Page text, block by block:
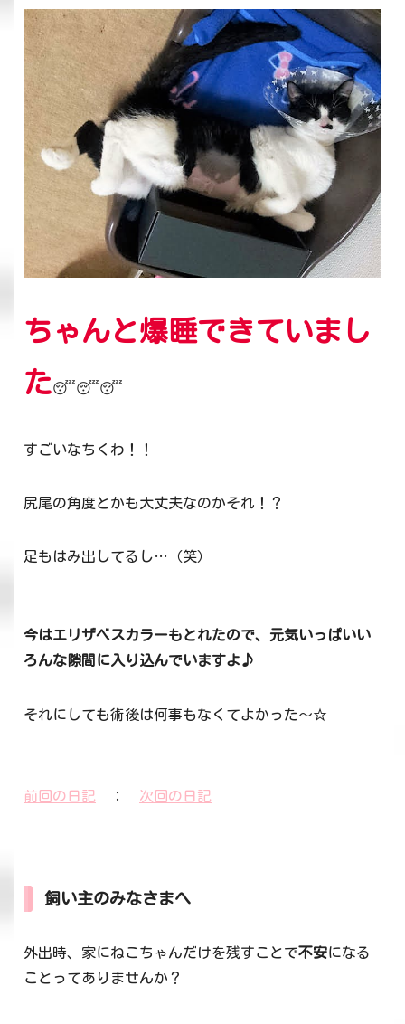
ちゃんと爆睡できていまし
た😴😴😴
すごいなちくわ！！
尻尾の角度とかも大丈夫なのかそれ！？
足もはみ出してるし…（笑）
今はエリザベスカラーもとれたので、元気いっぱいい
ろんな隙間に入り込んでいますよ♪
それにしても術後は何事もなくてよかった～☆
前回の日記 ： 次回の日記
飼い主のみなさまへ
外出時、家にねこちゃんだけを残すことで不安になる
ことってありませんか？